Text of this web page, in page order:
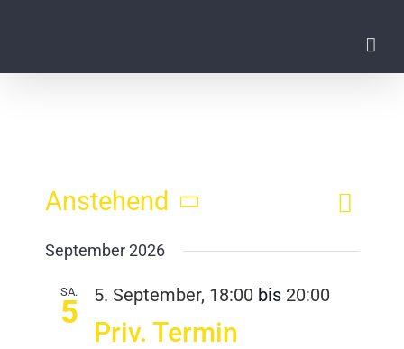
Liste
Anstehend
wählen.
September 2026
SA.
5 5. September, 18:00 bis 20:00
Priv. Termin